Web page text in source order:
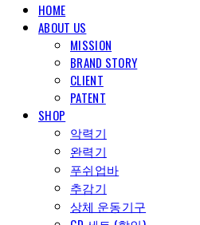
HOME
ABOUT US
MISSION
BRAND STORY
CLIENT
PATENT
SHOP
악력기
완력기
푸쉬업바
추감기
상체 운동기구